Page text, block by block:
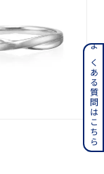
よくある質問はこちら